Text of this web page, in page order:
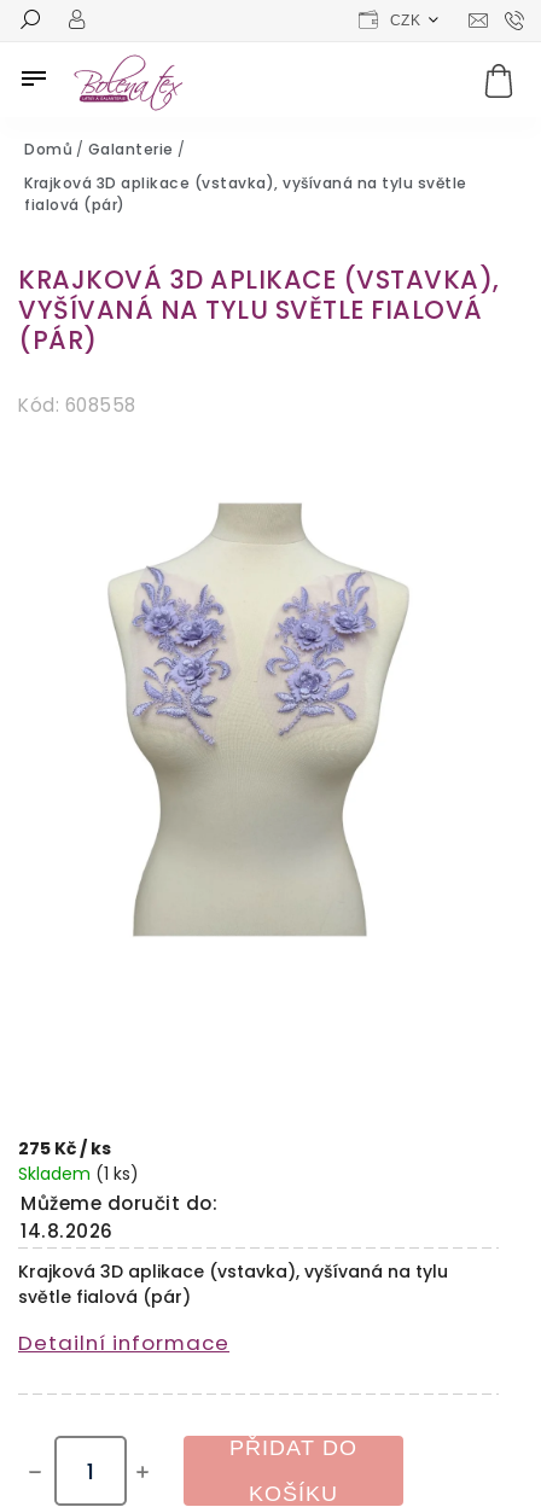
CZK
Domů / Galanterie /
Krajková 3D aplikace (vstavka), vyšívaná na tylu světle
fialová (pár)
KRAJKOVÁ 3D APLIKACE (VSTAVKA),
VYŠÍVANÁ NA TYLU SVĚTLE FIALOVÁ
(PÁR)
Kód: 608558
275 Kč/ ks
Skladem (1 ks)
Můžeme doručit do:
14.8.2026
PŘIDAT DO
KOŠÍKU
Krajková 3D aplikace (vstavka), vyšívaná na tylu
světle fialová (pár)
Detailní informace